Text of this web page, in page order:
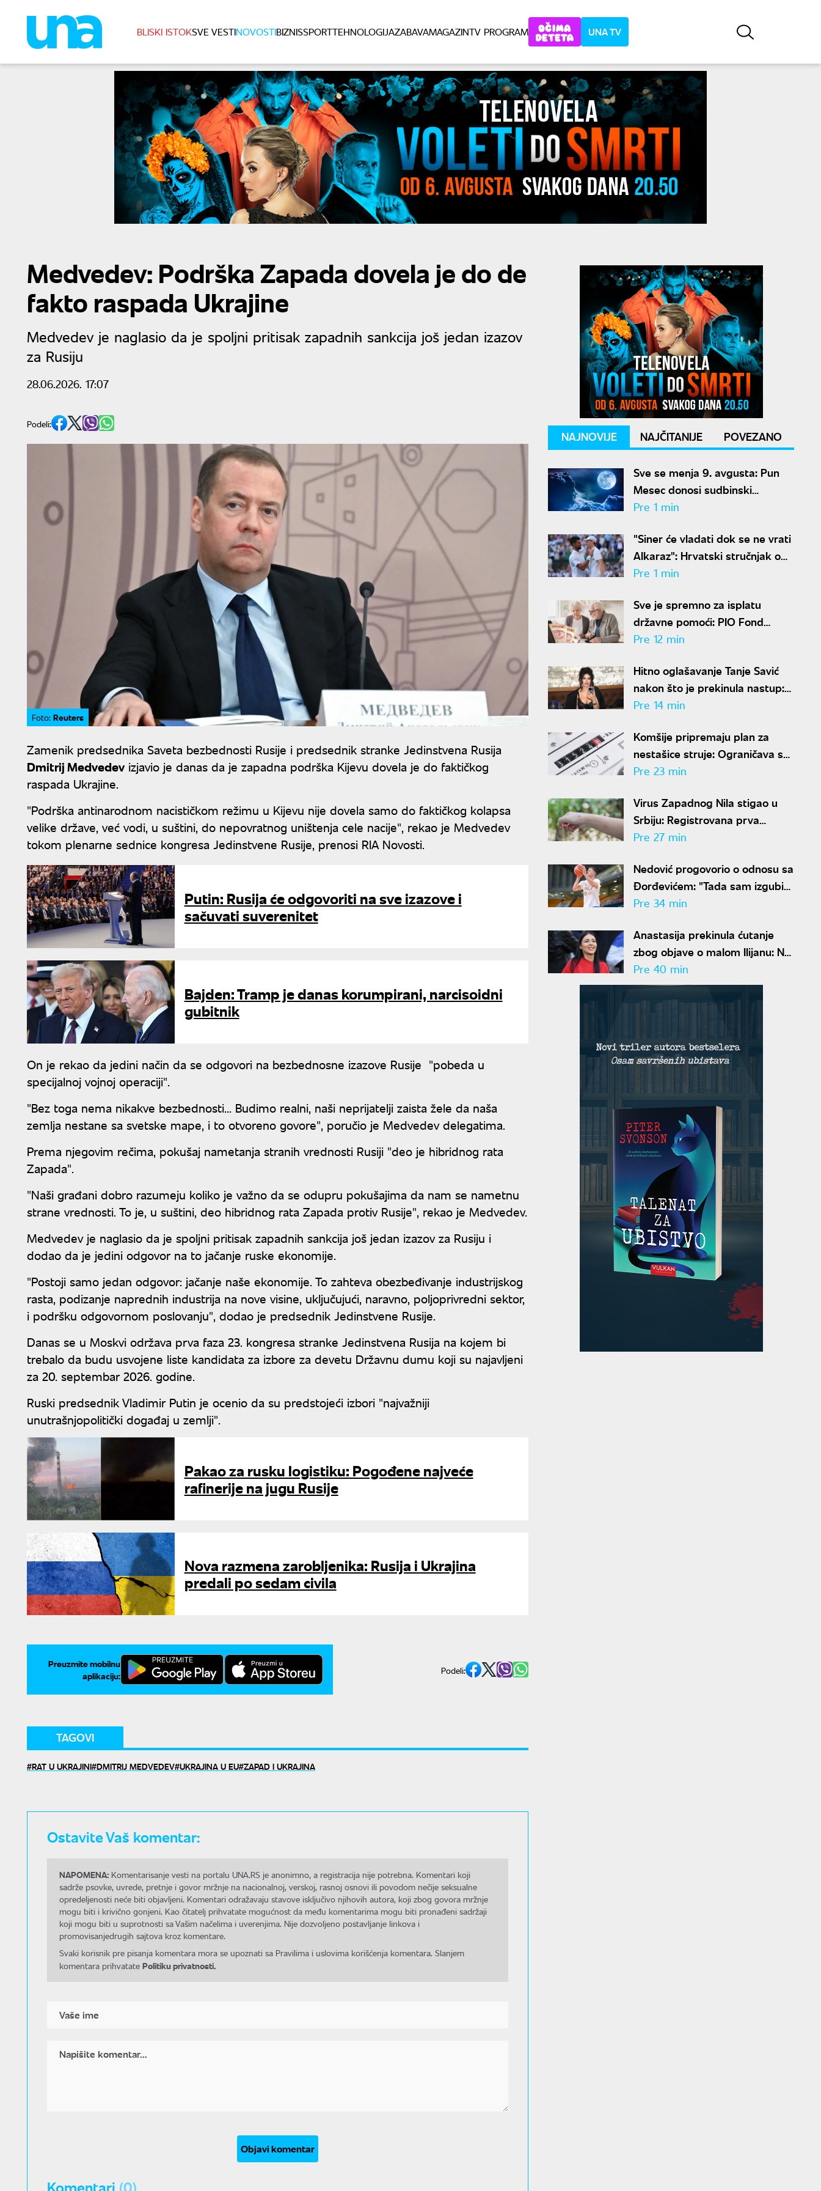
BLISKI ISTOKSVE VESTINOVOSTIBIZNISSPORTTEHNOLOGIJAZABAVAMAGAZINTV PROGRAM UNA TV
Medvedev: Podrška Zapada dovela je do de
fakto raspada Ukrajine
Medvedev je naglasio da je spoljni pritisak zapadnih sankcija još jedan izazov
za Rusiju
28.06.2026. 17:07
Podeli:
Foto: Reuters
Zamenik predsednika Saveta bezbednosti Rusije i predsednik stranke Jedinstvena Rusija
Dmitrij Medvedevizjavio je danas da je zapadna podrška Kijevu dovela je do faktičkog
raspada Ukrajine.
"Podrška antinarodnom nacističkom režimu u Kijevu nije dovela samo do faktičkog kolapsa
velike države, već vodi, u suštini, do nepovratnog uništenja cele nacije", rekao je Medvedev
tokom plenarne sednice kongresa Jedinstvene Rusije, prenosi RIA Novosti.
Putin: Rusija će odgovoriti na sve izazove i
sačuvati suverenitet
Bajden: Tramp je danas korumpirani, narcisoidni
gubitnik
On je rekao da jedini način da se odgovori na bezbednosne izazove Rusije "pobeda u
specijalnoj vojnoj operaciji".
"Bez toga nema nikakve bezbednosti... Budimo realni, naši neprijatelji zaista žele da naša
zemlja nestane sa svetske mape, i to otvoreno govore", poručio je Medvedev delegatima.
Prema njegovim rečima, pokušaj nametanja stranih vrednosti Rusiji "deo je hibridnog rata
Zapada".
"Naši građani dobro razumeju koliko je važno da se odupru pokušajima da nam se nametnu
strane vrednosti. To je, u suštini, deo hibridnog rata Zapada protiv Rusije", rekao je Medvedev.
Medvedev je naglasio da je spoljni pritisak zapadnih sankcija još jedan izazov za Rusiju i
dodao da je jedini odgovor na to jačanje ruske ekonomije.
"Postoji samo jedan odgovor: jačanje naše ekonomije. To zahteva obezbeđivanje industrijskog
rasta, podizanje naprednih industrija na nove visine, uključujući, naravno, poljoprivredni sektor,
i podršku odgovornom poslovanju", dodao je predsednik Jedinstvene Rusije.
Danas se u Moskvi održava prva faza 23. kongresa stranke Jedinstvena Rusija na kojem bi
trebalo da budu usvojene liste kandidata za izbore za devetu Državnu dumu koji su najavljeni
za 20. septembar 2026. godine.
Ruski predsednik Vladimir Putin je ocenio da su predstojeći izbori "najvažniji
unutrašnjopolitički događaj u zemlji".
Pakao za rusku logistiku: Pogođene najveće
rafinerije na jugu Rusije
Nova razmena zarobljenika: Rusija i Ukrajina
predali po sedam civila
Preuzmite mobilnu
aplikaciju:
Podeli:
TAGOVI
RAT U UKRAJINI DMITRIJ MEDVEDEV UKRAJINA U EU ZAPAD I UKRAJINA
Ostavite Vaš komentar:
NAPOMENA: Komentarisanje vesti na portalu UNA.RS je anonimno, a registracija nije potrebna. Komentari koji
sadrže psovke, uvrede, pretnje i govor mržnje na nacionalnoj, verskoj, rasnoj osnovi ili povodom nečije seksualne
opredeljenosti neće biti objavljeni. Komentari odražavaju stavove isključivo njihovih autora, koji zbog govora mržnje
mogu biti i krivično gonjeni. Kao čitatelj prihvatate mogućnost da među komentarima mogu biti pronađeni sadržaji
koji mogu biti u suprotnosti sa Vašim načelima i uverenjima. Nije dozvoljeno postavljanje linkova i
promovisanjedrugih sajtova kroz komentare.
Svaki korisnik pre pisanja komentara mora se upoznati sa Pravilima i uslovima korišćenja komentara. Slanjem
komentara prihvatate Politiku privatnosti.
Objavi komentar
Komentari (0)
NAJNOVIJE NAJČITANIJE POVEZANO
Sve se menja 9. avgusta: Pun
Mesec donosi sudbinski
preokret za ove znakove
Pre 1 min
"Siner će vladati dok se ne vrati
Alkaraz": Hrvatski stručnjak o
teniskom vrhu i gde vidi
Pre 1 min
Sve je spremno za isplatu
državne pomoći: PIO Fond
saopštio kada penzioneri
Pre 12 min
Hitno oglašavanje Tanje Savić
nakon što je prekinula nastup:
"Mnogo znači"
Pre 14 min
Komšije pripremaju plan za
nestašice struje: Ograničava se
potrošnja električne energije
Pre 23 min
Virus Zapadnog Nila stigao u
Srbiju: Registrovana prva
obolevanja, lekari izdali hitan
Pre 27 min
Nedović progovorio o odnosu sa
Đorđevićem: "Tada sam izgubio
njegovo poverenje zauvek"
Pre 34 min
Anastasija prekinula ćutanje
zbog objave o malom Ilijanu: Na
ove reči zaove morala je da
odgovori
Pre 40 min